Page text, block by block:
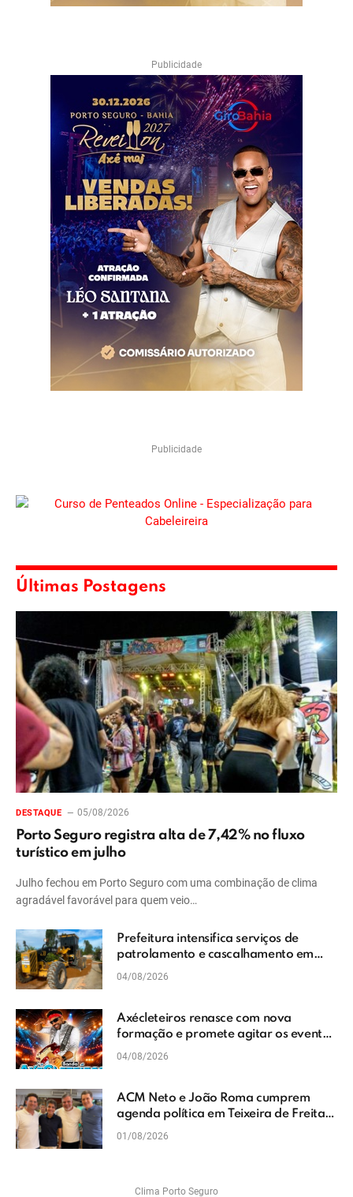
Publicidade
Publicidade
Últimas Postagens
DESTAQUE 05/08/2026
Porto Seguro registra alta de 7,42% no fluxo
turístico em julho
Julho fechou em Porto Seguro com uma combinação de clima
agradável favorável para quem veio…
Prefeitura intensifica serviços de
patrolamento e cascalhamento em
Vera Cruz
04/08/2026
Axécleteiros renasce com nova
formação e promete agitar os eventos
do Extremo Sul da Bahia
04/08/2026
ACM Neto e João Roma cumprem
agenda política em Teixeira de Freitas
e reforçam projeto para o Extremo Sul
01/08/2026
Clima Porto Seguro